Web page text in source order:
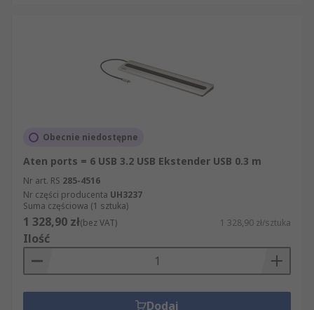
Obecnie niedostępne
Aten ports = 6 USB 3.2 USB Ekstender USB 0.3 m
Nr art. RS 285-4516
Nr części producenta UH3237
Suma częściowa (1 sztuka)
1 328,90 zł(bez VAT) 1 328,90 zł/sztuka
Ilość
Dodaj